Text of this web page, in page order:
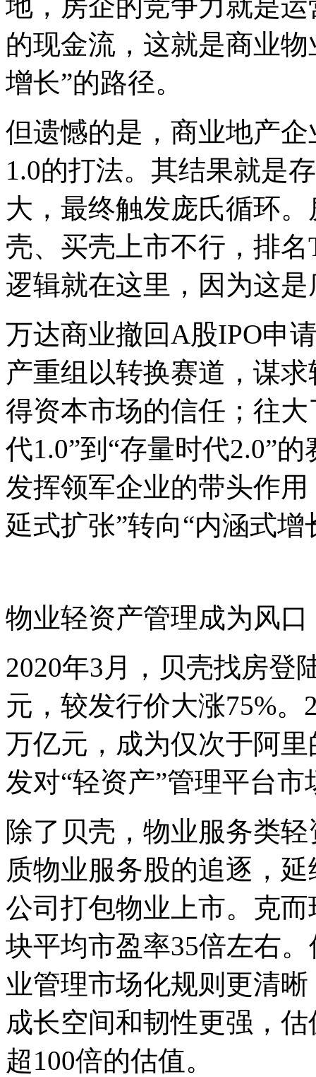
地，房企的竞争力就是
的现金流，这就是商业物
增长”的路径。
但遗憾的是，商业地产
1.0的打法。其结果就是
大，最终触发庞氏循环
壳、买壳上市不行，排
逻辑就在这里，因为这
万达商业撤回A股IPO申
产重组以转换赛道，谋
得资本市场的信任；往
代1.0”到 “存量时代2.0”的
发挥领军企业的带头作
延式扩张”转向“内涵式增
物业轻资产管理成为风口
2020年3月，贝壳找房登
元，较发行价大涨75%
万亿元，成为仅次于阿
发对“轻资产”管理平台市
除了贝壳，物业服务类
质物业服务股的追逐，
公司打包物业上市。克
块平均市盈率35倍左右
业管理市场化规则更清
成长空间和韧性更强，
超100倍的估值。